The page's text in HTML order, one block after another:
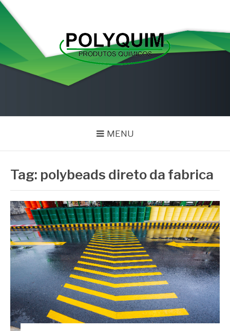
Pular
para
conteúdo
POLYQUIM
MENU
Tag: polybeads direto da fabrica